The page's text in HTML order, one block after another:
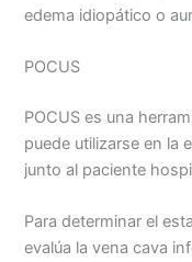
edema idiopático o
POCUS
POCUS es una
puede utilizarse en la
junto al paciente
Para determinar el
evalúa la vena cava